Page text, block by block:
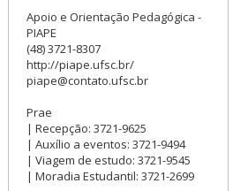
Apoio e Orientação Pedagógica -
PIAPE
(48) 3721-8307
http://piape.ufsc.br/
piape@contato.ufsc.br
Prae
| Recepção: 3721-9625
| Auxílio a eventos: 3721-9494
| Viagem de estudo: 3721-9545
| Moradia Estudantil: 3721-2699